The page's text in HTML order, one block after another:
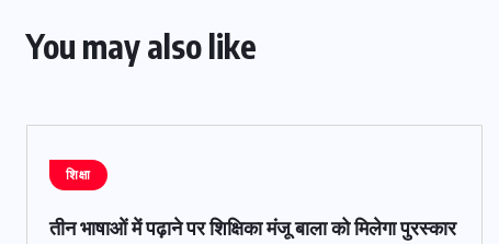
You may also like
शिक्षा
तीन भाषाओं में पढ़ाने पर शिक्षिका मंजू बाला को मिलेगा पुरस्कार